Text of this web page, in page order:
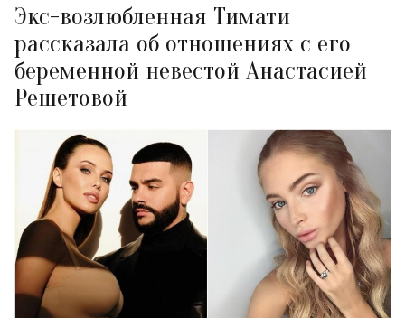
Экс-возлюбленная Тимати
рассказала об отношениях с его
беременной невестой Анастасией
Решетовой